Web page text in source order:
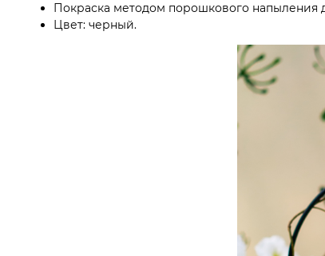
Покраска методом порошкового напыления
Цвет: черный.